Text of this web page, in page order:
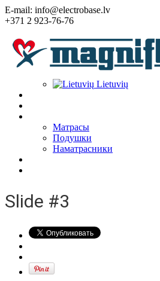
E-mail: info@electrobase.lv
+371 2 923-76-76
Lietuvių
Матрасы
Подушки
Наматрасники
Slide #3